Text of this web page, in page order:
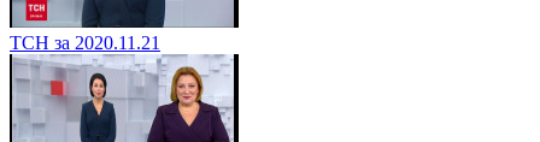
ТСН за 2020.11.21